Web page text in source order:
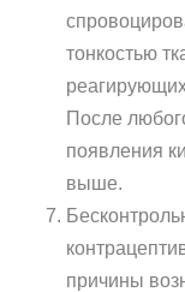
тонкостью
После
появления
выше.
причины